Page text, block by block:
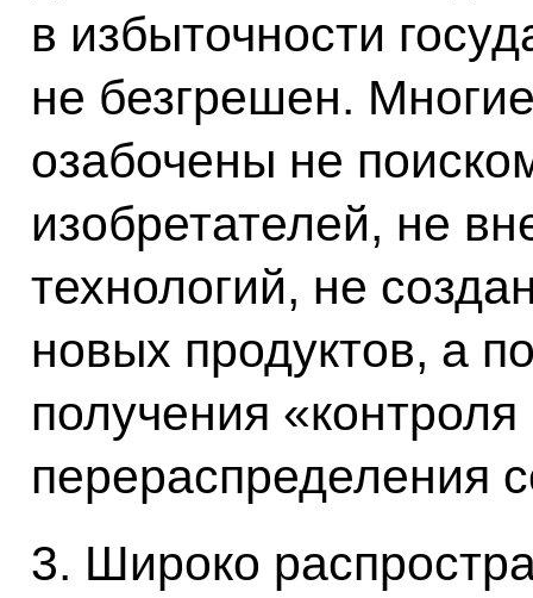
в избыточности
не безгрешен.
озабочены не
изобретателей, не
технологий, не
новых продуктов, а
получения
перераспределения
3. Широко